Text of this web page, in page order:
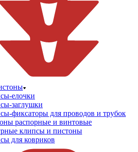
елочки
заглушки
фиксаторы для проводов и трубок
распорные и винтовые
клипсы и пистоны
для ковриков